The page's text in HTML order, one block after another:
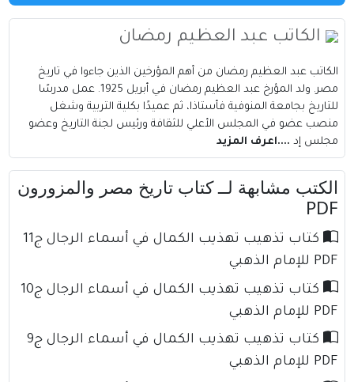
الكاتب عبد العظيم رمضان
الكاتب عبد العظيم رمضان من أهم المؤرخين الذين جاءوا في تاريخ
مصر‏. ولد المؤرخ عبد العظيم رمضان في أبريل 1925. عمل مدرسًا
للتاريخ بجامعة المنوفية فأستاذا، ثم عميدًا بكلية التربية وشغل
منصب عضو في المجلس الأعلي للثقافة ورئيس لجنة التاريخ وعضو
مجلس إد....اعرف المزيد
الكتب مشابهة لــ كتاب تاريخ مصر والمزورون
PDF
كتاب تذهيب تهذيب الكمال في أسماء الرجال ج11
PDF للإمام الذهبي
كتاب تذهيب تهذيب الكمال في أسماء الرجال ج10
PDF للإمام الذهبي
كتاب تذهيب تهذيب الكمال في أسماء الرجال ج9
PDF للإمام الذهبي